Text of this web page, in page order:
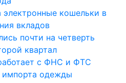
электронные кошельки в
вкладов
почти на четверть
квартал
с ФНС и ФТС
импорта одежды